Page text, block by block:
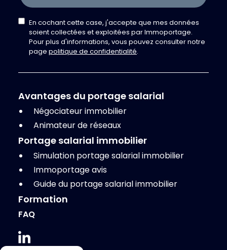
En cochant cette case, j'accepte que mes données
soient collectées et exploitées par Immoportage.
Pour plus d'informations, vous pouvez consulter notre
page politique de confidentialité.
Avantages du portage salarial
Négociateur immobilier
Animateur de réseaux
Portage salarial immobilier
Simulation portage salarial immobilier
Immoportage avis
Guide du portage salarial immobilier
Formation
FAQ